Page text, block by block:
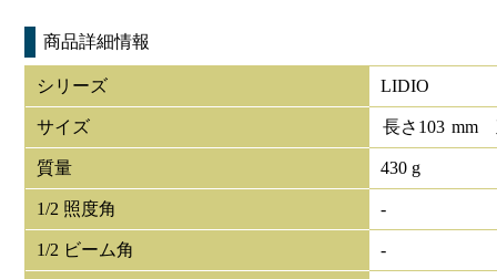
商品詳細情報
シリーズ LIDIO
サイズ 長さ 103 mm
質量 430 g
1/2 照度角 -
1/2 ビーム角 -